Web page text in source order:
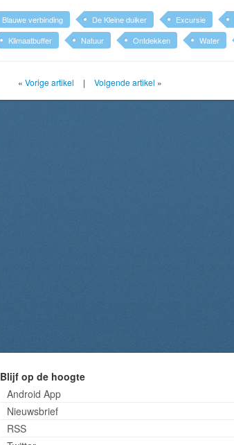
Blauwe verbinding De Kleine duiker Excursie
Klimaatbuffer Natuur Ontdekken Water
« Vorige artikel | Volgende artikel »
Blijf op de hoogte
Android App
Nieuwsbrief
RSS